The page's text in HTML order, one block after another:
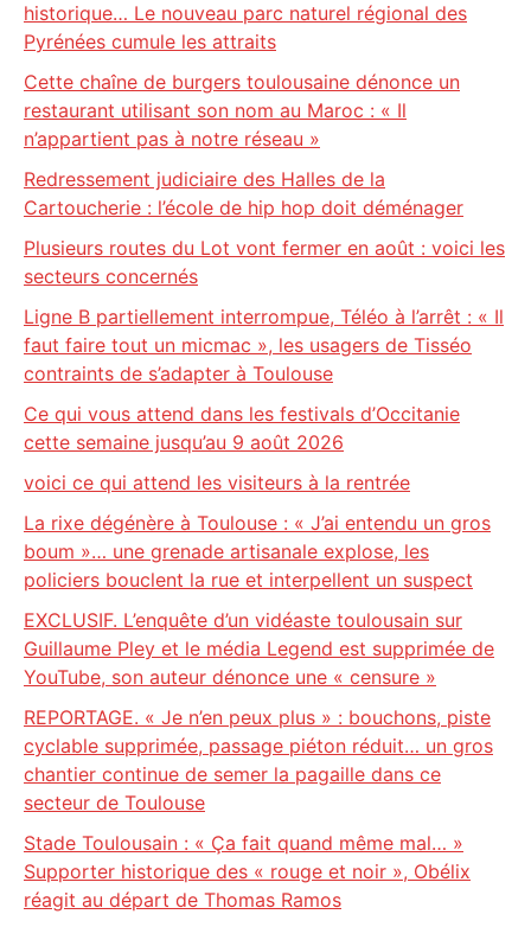
historique… Le nouveau parc naturel régional des
Pyrénées cumule les attraits
Cette chaîne de burgers toulousaine dénonce un
restaurant utilisant son nom au Maroc : « Il
n’appartient pas à notre réseau »
Redressement judiciaire des Halles de la
Cartoucherie : l’école de hip hop doit déménager
Plusieurs routes du Lot vont fermer en août : voici les
secteurs concernés
Ligne B partiellement interrompue, Téléo à l’arrêt : « Il
faut faire tout un micmac », les usagers de Tisséo
contraints de s’adapter à Toulouse
Ce qui vous attend dans les festivals d’Occitanie
cette semaine jusqu’au 9 août 2026
voici ce qui attend les visiteurs à la rentrée
La rixe dégénère à Toulouse : « J’ai entendu un gros
boum »… une grenade artisanale explose, les
policiers bouclent la rue et interpellent un suspect
EXCLUSIF. L’enquête d’un vidéaste toulousain sur
Guillaume Pley et le média Legend est supprimée de
YouTube, son auteur dénonce une « censure »
REPORTAGE. « Je n’en peux plus » : bouchons, piste
cyclable supprimée, passage piéton réduit… un gros
chantier continue de semer la pagaille dans ce
secteur de Toulouse
Stade Toulousain : « Ça fait quand même mal… »
Supporter historique des « rouge et noir », Obélix
réagit au départ de Thomas Ramos